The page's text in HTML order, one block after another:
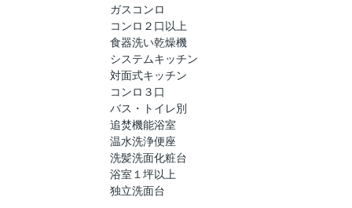
ガスコンロ
コンロ２口以上
食器洗い乾燥機
システムキッチン
対面式キッチン
コンロ３口
バス・トイレ別
追焚機能浴室
温水洗浄便座
洗髪洗面化粧台
浴室１坪以上
独立洗面台